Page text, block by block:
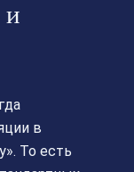
и
в
То есть